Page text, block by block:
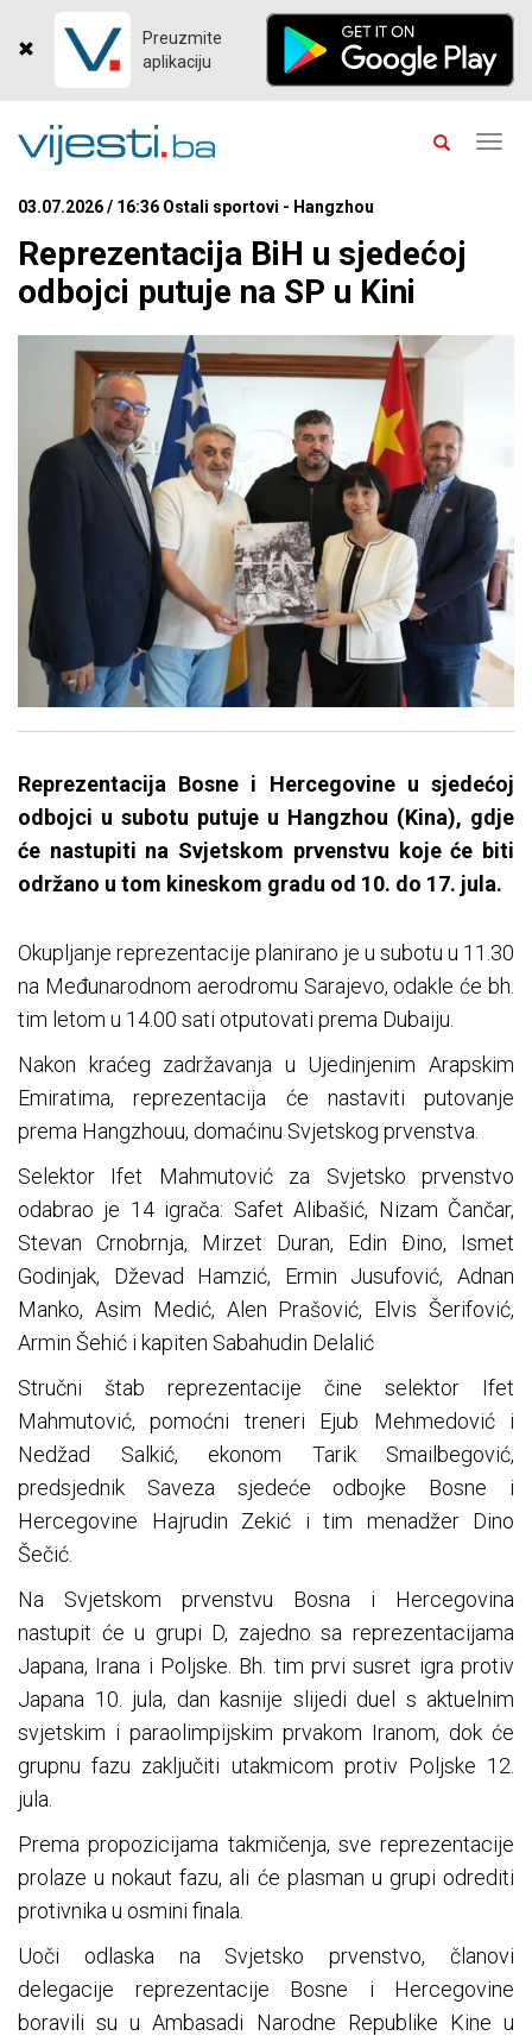
Preuzmite
aplikaciju
03.07.2026 / 16:36 Ostali sportovi - Hangzhou
Reprezentacija BiH u sjedećoj
odbojci putuje na SP u Kini
Reprezentacija Bosne i Hercegovine u sjedećoj
odbojci u subotu putuje u Hangzhou (Kina), gdje
će nastupiti na Svjetskom prvenstvu koje će biti
održano u tom kineskom gradu od 10. do 17. jula.
Okupljanje reprezentacije planirano je u subotu u 11.30
na Međunarodnom aerodromu Sarajevo, odakle će bh.
tim letom u 14.00 sati otputovati prema Dubaiju.
Nakon kraćeg zadržavanja u Ujedinjenim Arapskim
Emiratima, reprezentacija će nastaviti putovanje
prema Hangzhouu, domaćinu Svjetskog prvenstva.
Selektor Ifet Mahmutović za Svjetsko prvenstvo
odabrao je 14 igrača: Safet Alibašić, Nizam Čančar,
Stevan Crnobrnja, Mirzet Duran, Edin Đino, Ismet
Godinjak, Dževad Hamzić, Ermin Jusufović, Adnan
Manko, Asim Medić, Alen Prašović, Elvis Šerifović,
Armin Šehić i kapiten Sabahudin Delalić
Stručni štab reprezentacije čine selektor Ifet
Mahmutović, pomoćni treneri Ejub Mehmedović i
Nedžad Salkić, ekonom Tarik Smailbegović,
predsjednik Saveza sjedeće odbojke Bosne i
Hercegovine Hajrudin Zekić i tim menadžer Dino
Šečić.
Na Svjetskom prvenstvu Bosna i Hercegovina
nastupit će u grupi D, zajedno sa reprezentacijama
Japana, Irana i Poljske. Bh. tim prvi susret igra protiv
Japana 10. jula, dan kasnije slijedi duel s aktuelnim
svjetskim i paraolimpijskim prvakom Iranom, dok će
grupnu fazu zaključiti utakmicom protiv Poljske 12.
jula.
Prema propozicijama takmičenja, sve reprezentacije
prolaze u nokaut fazu, ali će plasman u grupi odrediti
protivnika u osmini finala.
Uoči odlaska na Svjetsko prvenstvo, članovi
delegacije reprezentacije Bosne i Hercegovine
boravili su u Ambasadi Narodne Republike Kine u